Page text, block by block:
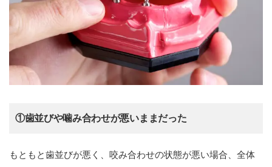
①歯並びや噛み合わせが悪いままだった
もともと歯並びが悪く、咬み合わせの状態が悪い場合、全体